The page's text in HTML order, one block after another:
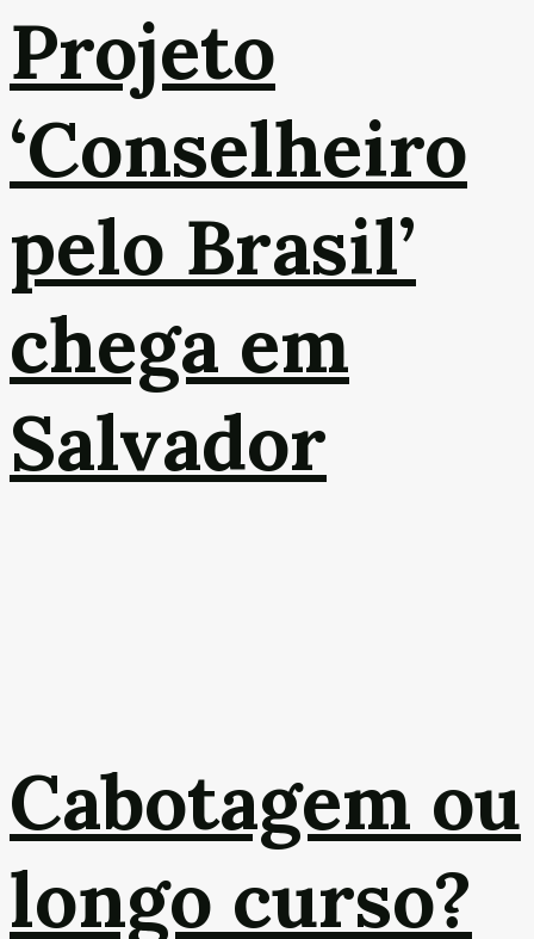
Projeto
‘Conselheiro
pelo Brasil’
chega em
Salvador
Cabotagem ou
longo curso?